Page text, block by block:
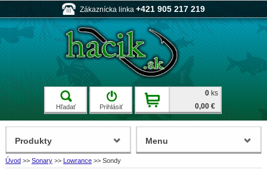
Zákaznícka linka +421 905 217 219
Hľadať Prihlásiť
0 ks
0,00 €
Úvod >> Sonary >> Lowrance >> Sondy
Produkty Menu